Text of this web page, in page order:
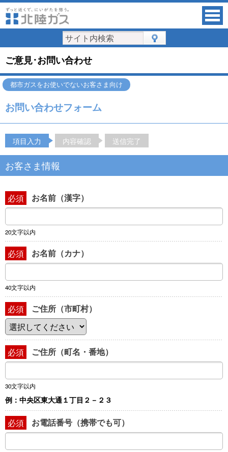
ご意見･お問い合わせ
都市ガスをお使いでないお客さま向け
お問い合わせフォーム
項目入力 内容確認 送信完了
お客さま情報
必須 お名前（漢字）
20文字以内
必須 お名前（カナ）
40文字以内
必須 ご住所（市町村）
必須 ご住所（町名・番地）
30文字以内
例：中央区東大通１丁目２－２３
必須 お電話番号（携帯でも可）